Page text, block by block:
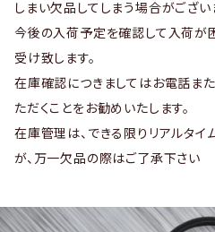
しまい欠品してしまう場合がござい
今後の入荷予定を確認して入荷が
受け致します。
在庫確認につきましてはお電話ま
ただくことをお勧めいたします。
在庫管理は、できる限りリアルタ
が、万一欠品の際はご了承下さい